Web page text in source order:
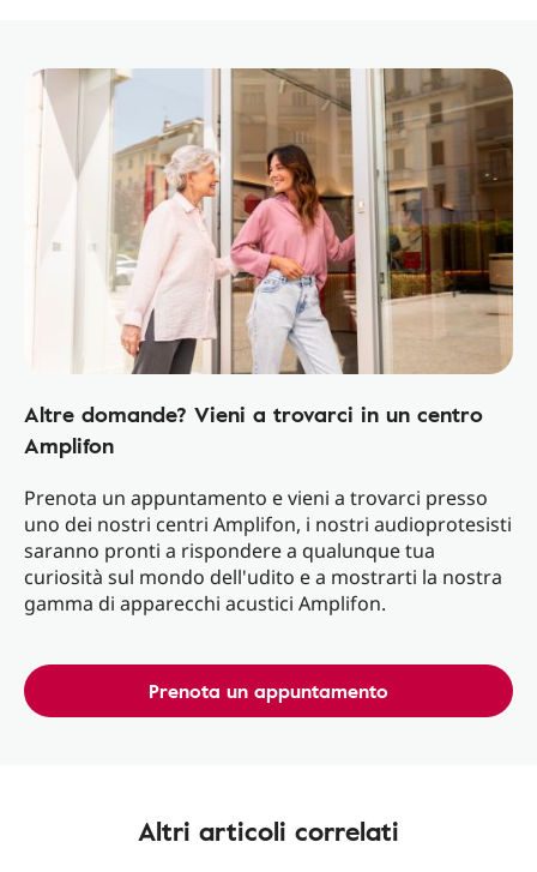
Altre domande? Vieni a trovarci in un centro
Amplifon
Prenota un appuntamento e vieni a trovarci presso
uno dei nostri centri Amplifon, i nostri audioprotesisti
saranno pronti a rispondere a qualunque tua
curiosità sul mondo dell'udito e a mostrarti la nostra
gamma di apparecchi acustici Amplifon.
Prenota un appuntamento
Altri articoli correlati